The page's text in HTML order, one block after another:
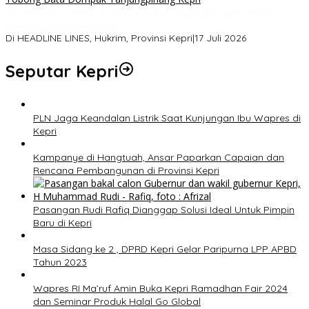
Di HEADLINE LINES, Hukrim, Provinsi Kepri|17 Juli 2026
Seputar Kepri
PLN Jaga Keandalan Listrik Saat Kunjungan Ibu Wapres di
Kepri
Kampanye di Hangtuah, Ansar Paparkan Capaian dan
Rencana Pembangunan di Provinsi Kepri
Pasangan Rudi Rafiq Dianggap Solusi Ideal Untuk Pimpin
Baru di Kepri
Masa Sidang ke 2 , DPRD Kepri Gelar Paripurna LPP APBD
Tahun 2023
Wapres RI Ma’ruf Amin Buka Kepri Ramadhan Fair 2024
dan Seminar Produk Halal Go Global